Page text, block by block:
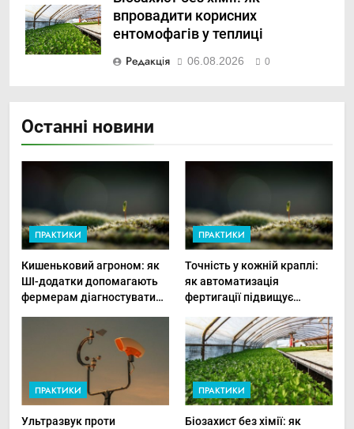
впровадити корисних
ентомофагів у теплиці
Редакція 06.08.2026 0
Останні новини
ПРАКТИКИ
Кишеньковий агроном: як
ШІ-додатки допомагають
фермерам діагностувати
ПРАКТИКИ
Точність у кожній краплі:
як автоматизація
фертигації підвищує
ПРАКТИКИ
Ультразвук проти
ПРАКТИКИ
Біозахист без хімії: як